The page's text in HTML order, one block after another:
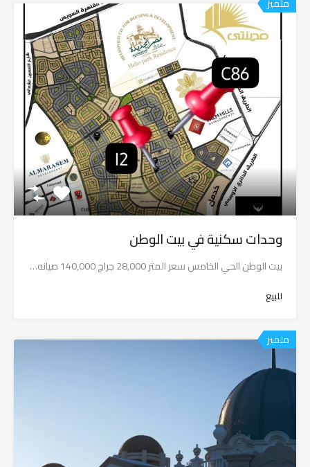
متميز
وحدات سكنية في بيت الوطن
بيت الوطن الحي الخامس سعر المتر 28,000 جراج 140,000 صيانه…
للبيع
متميز